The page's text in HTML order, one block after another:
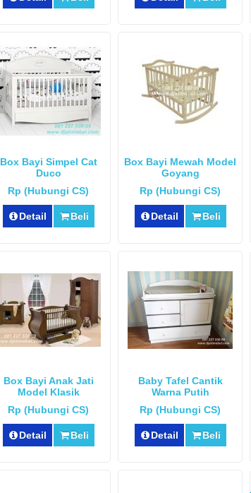
Box Bayi Simpel Cat
Duco
Rp (Hubungi CS)
Detail Beli
Box Bayi Mewah Model
Goyang
Rp (Hubungi CS)
Detail Beli
Box Bayi Anak Jati
Model Klasik
Rp (Hubungi CS)
Detail Beli
Baby Tafel Cantik
Warna Putih
Rp (Hubungi CS)
Detail Beli